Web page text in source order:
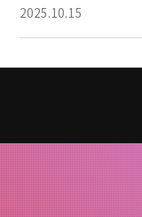
2025.10.15